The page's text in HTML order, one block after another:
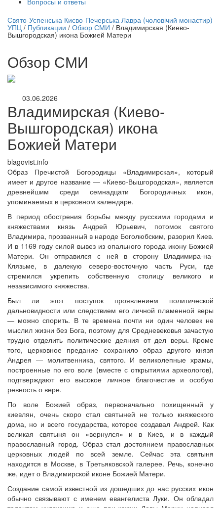
трансляция | 12 сентября
трансляции
Онлайн трансляции
Веб-камеры
12 сентября 2015Название трансляции
12 сентября 2015Название трансляции
12 сентября 2015Название трансляции
12 сентября 2015 Название трансляции
12 сентября 2015Название трансляции
12 сентября 2015Название трансляции
12 сентября 2015Название трансляции
Перейти к архиву
Свято-Успенська Києво-Печерська Лавра (чоловічий монастир)
УПЦ / Публикации / Обзор СМИ / Владимирская (Киево-
Вышгородская) икона Божией Матери
Обзор СМИ
03.06.2026
Владимирская (Киево-
Вышгородская) икона
Божией Матери
blagovist.info
Образ Пречистой Богородицы «Владимирская», который
имеет и другое название — «Киево-Вышгородская», является
древнейшим среди семнадцати Богородичных икон,
упоминаемых в церковном календаре.
В период обострения борьбы между русскими городами и
княжествами князь Андрей Юрьевич, потомок святого
Владимира, прозванный в народе Боголюбским, разорил Киев.
И в 1169 году силой вывез из опального города икону Божией
Матери. Он отправился с ней в сторону Владимира-на-
Клязьме, в далекую северо-восточную часть Руси, где
стремился укрепить собственную столицу великого и
независимого княжества.
Был ли этот поступок проявлением политической
дальновидности или следствием его личной пламенной веры
— можно спорить. В те времена почти ни один человек не
мыслил жизни без Бога, поэтому для Средневековья зачастую
трудно отделить политические деяния от дел веры. Кроме
того, церковное предание сохранило образ другого князя
Андрея — молитвенника, святого. И великолепные храмы,
построенные по его воле (вместе с открытиями археологов),
подтверждают его высокое личное благочестие и особую
ревность о вере.
По воле Божией образ, первоначально похищенный у
киевлян, очень скоро стал святыней не только княжеского
дома, но и всего государства, которое создавал Андрей. Как
великая святыня он «вернулся» и в Киев, и в каждый
православный город. Образ стал достоянием православных
церковных людей по всей земле. Сейчас эта святыня
находится в Москве, в Третьяковской галерее. Речь, конечно
же, идет о Владимирской иконе Божией Матери.
Создание самой известной из дошедших до нас русских икон
обычно связывают с именем евангелиста Луки. Он обладал